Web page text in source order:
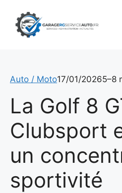
contenu
Auto / Moto17/01/20265–8
La Golf 8
Clubsport
un
sportivité